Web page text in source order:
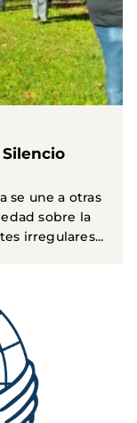
se une a otras
sobre la
irregulares...